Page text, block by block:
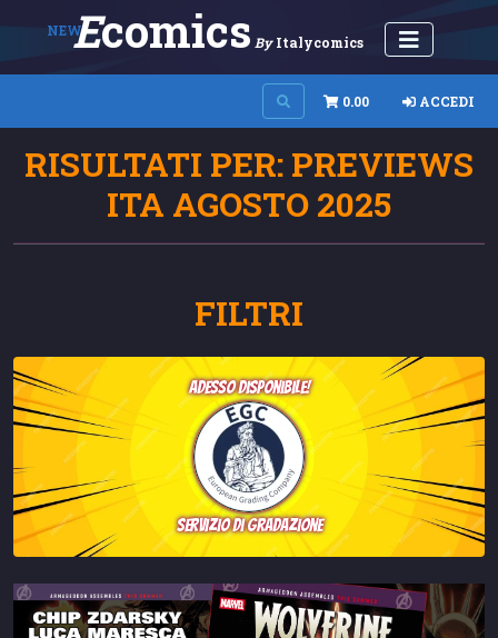
NEWEComics By Italycomics
0.00 ACCEDI
RISULTATI PER: PREVIEWS
ITA AGOSTO 2025
FILTRI
adesso disponibile!
servizio di gradazione